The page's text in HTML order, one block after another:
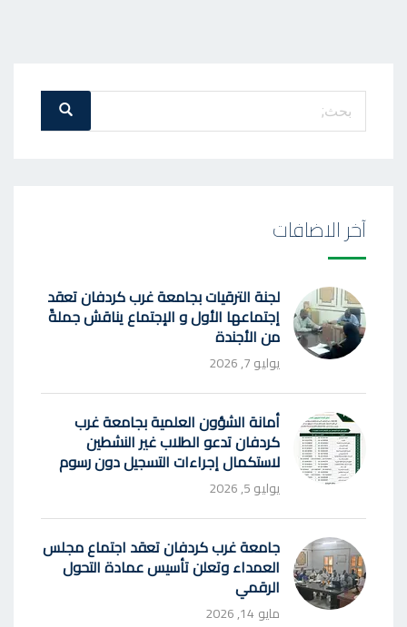
بحث
عن
بحث
آخر الاضافات
لجنة الترقيات بجامعة غرب كردفان تعقد
إجتماعها الأول و الإجتماع يناقش جملةً
من الأجندة
يوليو 7, 2026
أمانة الشؤون العلمية بجامعة غرب
كردفان تدعو الطلاب غير النشطين
لاستكمال إجراءات التسجيل دون رسوم
يوليو 5, 2026
جامعة غرب كردفان تعقد اجتماع مجلس
العمداء وتعلن تأسيس عمادة التحول
الرقمي
مايو 14, 2026